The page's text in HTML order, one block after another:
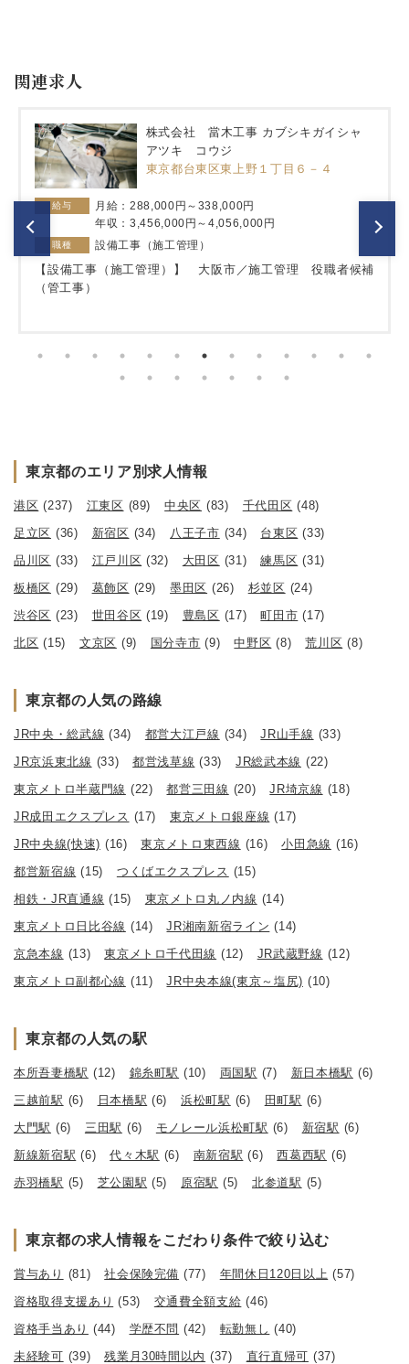
関連求人
株式会社 當木工事 カブシキガイシャ
アツキ コウジ
東京都台東区東上野１丁目６－４
給与
月給：288,000円～338,000円
年収：3,456,000円～4,056,000円
職種 設備工事（施工管理）
【設備工事（施工管理）】 大阪市／施工管理 役職者候補
（管工事）
東京都のエリア別求人情報
港区 (237) 江東区 (89) 中央区 (83) 千代田区 (48)
足立区 (36) 新宿区 (34) 八王子市 (34) 台東区 (33)
品川区 (33) 江戸川区 (32) 大田区 (31) 練馬区 (31)
板橋区 (29) 葛飾区 (29) 墨田区 (26) 杉並区 (24)
渋谷区 (23) 世田谷区 (19) 豊島区 (17) 町田市 (17)
北区 (15) 文京区 (9) 国分寺市 (9) 中野区 (8) 荒川区 (8)
東京都の人気の路線
JR中央・総武線 (34) 都営大江戸線 (34) JR山手線 (33)
JR京浜東北線 (33) 都営浅草線 (33) JR総武本線 (22)
東京メトロ半蔵門線 (22) 都営三田線 (20) JR埼京線 (18)
JR成田エクスプレス (17) 東京メトロ銀座線 (17)
JR中央線(快速) (16) 東京メトロ東西線 (16) 小田急線 (16)
都営新宿線 (15) つくばエクスプレス (15)
相鉄・JR直通線 (15) 東京メトロ丸ノ内線 (14)
東京メトロ日比谷線 (14) JR湘南新宿ライン (14)
京急本線 (13) 東京メトロ千代田線 (12) JR武蔵野線 (12)
東京メトロ副都心線 (11) JR中央本線(東京～塩尻) (10)
東京都の人気の駅
本所吾妻橋駅 (12) 錦糸町駅 (10) 両国駅 (7) 新日本橋駅 (6)
三越前駅 (6) 日本橋駅 (6) 浜松町駅 (6) 田町駅 (6)
大門駅 (6) 三田駅 (6) モノレール浜松町駅 (6) 新宿駅 (6)
新線新宿駅 (6) 代々木駅 (6) 南新宿駅 (6) 西葛西駅 (6)
赤羽橋駅 (5) 芝公園駅 (5) 原宿駅 (5) 北参道駅 (5)
東京都の求人情報をこだわり条件で絞り込む
賞与あり (81) 社会保険完備 (77) 年間休日120日以上 (57)
資格取得支援あり (53) 交通費全額支給 (46)
資格手当あり (44) 学歴不問 (42) 転勤無し (40)
未経験可 (39) 残業月30時間以内 (37) 直行直帰可 (37)